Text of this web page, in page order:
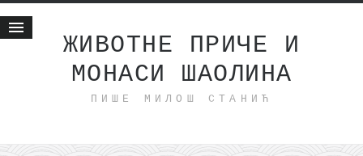
ЖИВОТНЕ ПРИЧЕ И
МОНАСИ ШАОЛИНА
ПИШЕ МИЛОШ СТАНИЋ
Животне приче